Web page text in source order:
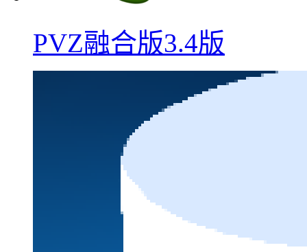
PVZ融合版3.4版